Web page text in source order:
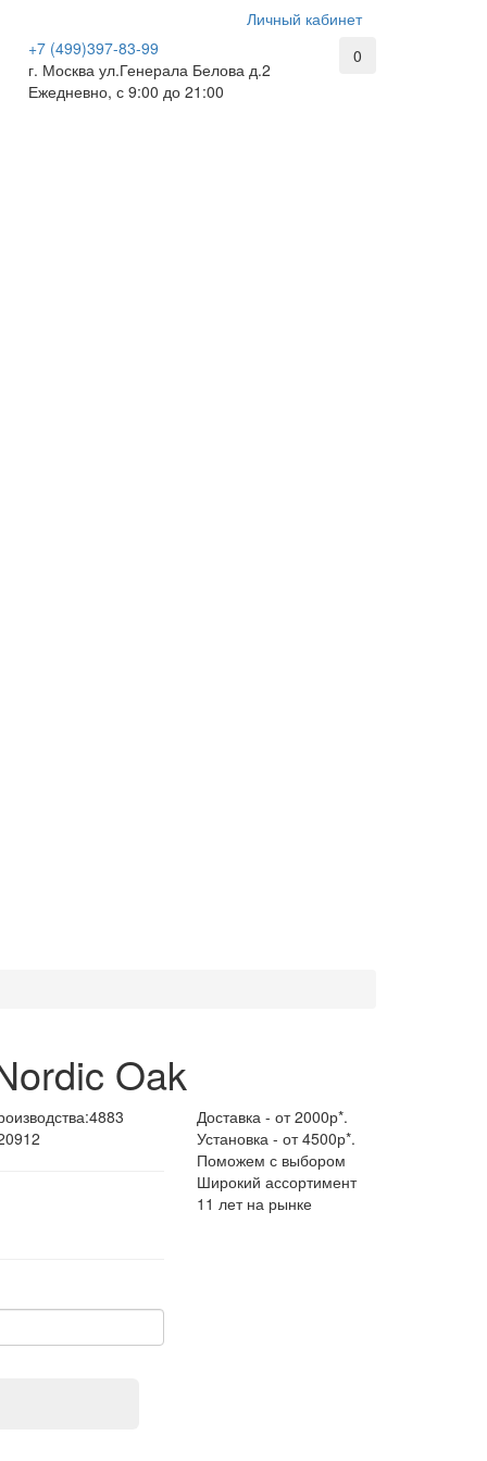
Личный кабинет
+7 (499)397-83-99
г. Москва ул.Генерала Белова д.2
Ежедневно, с 9:00 до 21:00
0
Oak
4883
Доставка - от 2000р*.
Установка - от 4500р*.
Поможем с выбором
Широкий ассортимент
11 лет на рынке